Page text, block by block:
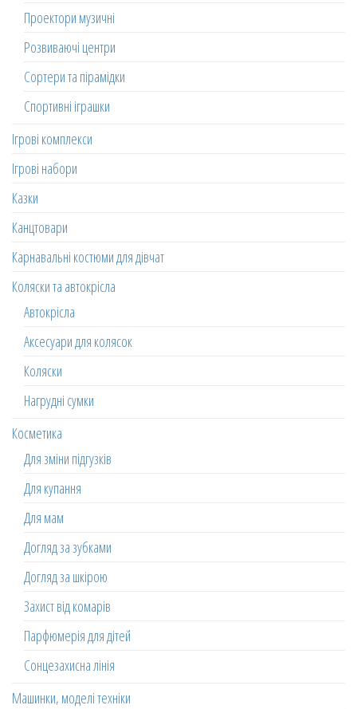
Проектори музичні
Розвиваючі центри
Сортери та пірамідки
Спортивні іграшки
Ігрові комплекси
Ігрові набори
Казки
Канцтовари
Карнавальні костюми для дівчат
Коляски та автокрісла
Автокрісла
Аксесуари для колясок
Коляски
Нагрудні сумки
Косметика
Для зміни підгузків
Для купання
Для мам
Догляд за зубками
Догляд за шкірою
Захист від комарів
Парфюмерія для дітей
Сонцезахисна лінія
Машинки, моделі техніки